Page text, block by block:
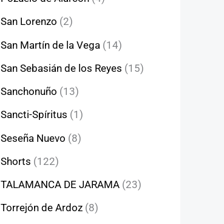
San Lorenzo (2)
San Martín de la Vega (14)
San Sebasián de los Reyes (15)
Sanchonuño (13)
Sancti-Spíritus (1)
Seseña Nuevo (8)
Shorts (122)
TALAMANCA DE JARAMA (23)
Torrejón de Ardoz (8)